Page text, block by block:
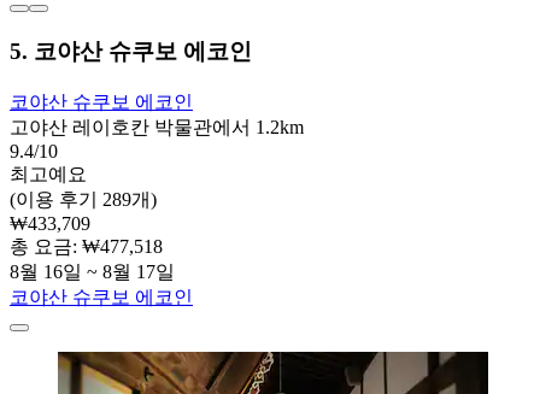
5. 코야산 슈쿠보 에코인
코야산 슈쿠보 에코인
고야산 레이호칸 박물관에서 1.2km
9.4/10
최고예요
(이용 후기 289개)
₩433,709
총 요금: ₩477,518
8월 16일 ~ 8월 17일
코야산 슈쿠보 에코인